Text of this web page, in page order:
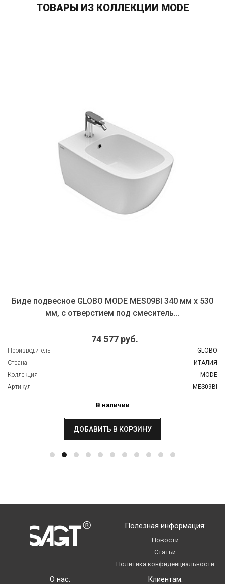
ТОВАРЫ ИЗ КОЛЛЕКЦИИ MODE
Биде подвесное GLOBO MODE MES09BI 340 мм х 530
мм, с отверстием под смеситель...
74 577 руб.
Производитель
GLOBO
Страна
ИТАЛИЯ
Коллекция
MODE
Артикул
MES09BI
В наличии
ДОБАВИТЬ В КОРЗИНУ
О нас: Клиентам:
Полезная информация:
Новости
Статьи
Политика конфиденциальности